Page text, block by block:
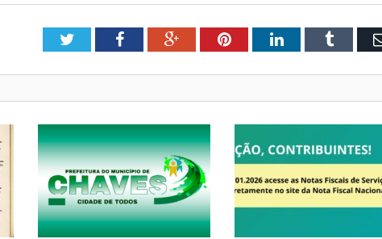
TwitterFacebookGoogle+PinterestLinkedInTumblr